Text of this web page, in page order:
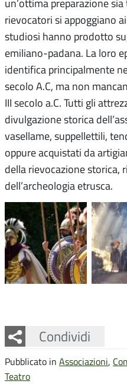
rievocatori si appoggiano
studiosi hanno prodotto
emiliano-padana. La loro
identifica principalmente
secolo A.C, ma non
III secolo a.C. Tutti gli
divulgazione storica
vasellame, suppellettili,
oppure acquistati da
della rievocazione storica,
dell’archeologia etrusca.
Condividi
Facebook
Twitter
Whatsapp
Pubblicato in Associazioni,
Teatro